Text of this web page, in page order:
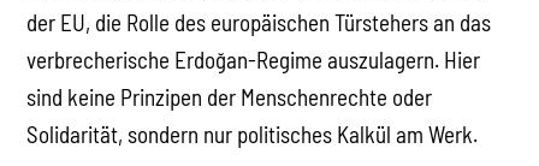
der EU, die Rolle des europäischen Türstehers an das
verbrecherische Erdoğan-Regime auszulagern. Hier
sind keine Prinzipen der Menschenrechte oder
Solidarität, sondern nur politisches Kalkül am Werk.